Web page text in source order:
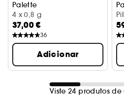
Palette
Paleta de 9 sombras de olhos
4 x 0,8 g
37,00 €
36
Adicionar
Viste 24 produtos